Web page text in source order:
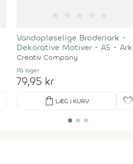
Vandopløselige Broderiark -
Dekorative Motiver - A5 - Ark
148,5X210 MM - 6 Ark
Creativ Company
På lager
79,95 kr
shopping_bag LÆG I KURV favorite